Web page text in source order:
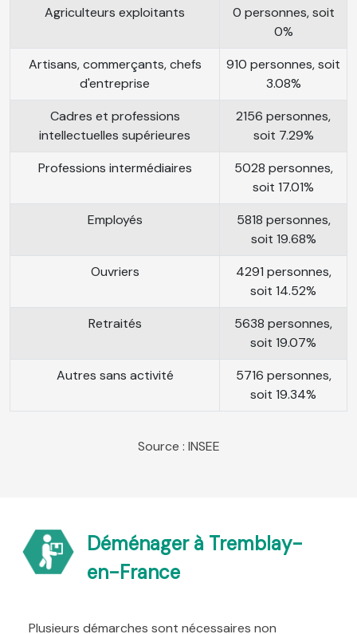
Agriculteurs exploitants
0 personnes, soit
0%
Artisans, commerçants, chefs
d'entreprise
910 personnes, soit
3.08%
Cadres et professions
intellectuelles supérieures
2156 personnes,
soit 7.29%
Professions intermédiaires
5028 personnes,
soit 17.01%
Employés
5818 personnes,
soit 19.68%
Ouvriers
4291 personnes,
soit 14.52%
Retraités
5638 personnes,
soit 19.07%
Autres sans activité
5716 personnes,
soit 19.34%
Source : INSEE
Déménager à Tremblay-
en-France
Plusieurs démarches sont nécessaires non